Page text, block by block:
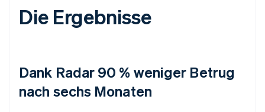
Die Ergebnisse
Dank Radar 90 % weniger Betrug
nach sechs Monaten